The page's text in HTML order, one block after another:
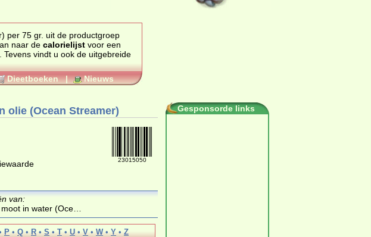
per 75 gr. uit de productgroep
dan naar de calorielijst voor een
Dieetboeken |
Nieuws
olie (Ocean Streamer)
23015050
van:
in water (Oce…
P • Q • R • S • T • U • V • W • Y • Z
Gesponsorde links